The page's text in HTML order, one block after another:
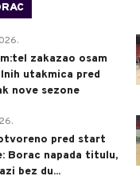
zakazao osam
utakmica pred
nove sezone
pred start
Borac napada titulu,
bez du...